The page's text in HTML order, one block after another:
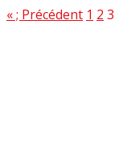
« ; Précédent 1 2 3